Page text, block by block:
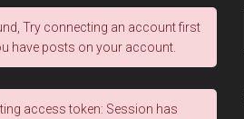
Try connecting an account first
have posts on your account.
access token: Session has